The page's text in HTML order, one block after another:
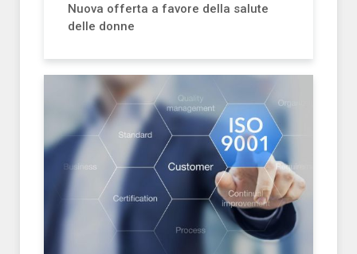
Nuova offerta a favore della salute
delle donne